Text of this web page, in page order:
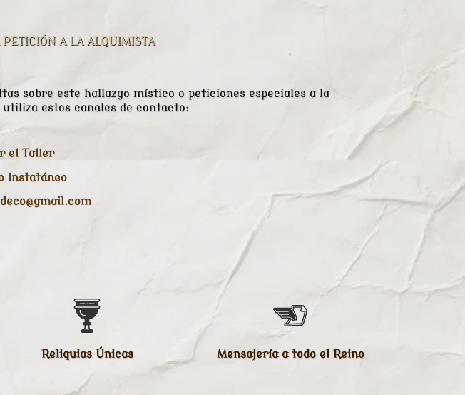
PETICIÓN A LA ALQUIMISTA
sobre este hallazgo místico o peticiones especiales a la
estos canales de contacto:
el Taller
Instatáneo
Reliquias Únicas Mensajería a todo el Reino